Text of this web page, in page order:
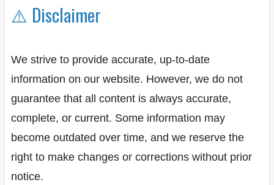
⚠️ Disclaimer
We strive to provide accurate, up-to-date
information on our website. However, we do not
guarantee that all content is always accurate,
complete, or current. Some information may
become outdated over time, and we reserve the
right to make changes or corrections without prior
notice.